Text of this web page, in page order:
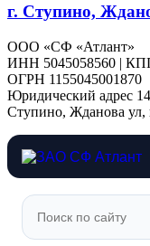
г. Ступино,
ООО «СФ «Атлант»
ИНН 5045058560 |
ОГРН 1155045001870
Юридический адрес
Ступино, Жданова ул,